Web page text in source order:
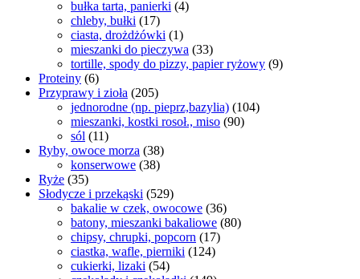
bułka tarta, panierki (4)
chleby, bułki (17)
ciasta, drożdżówki (1)
mieszanki do pieczywa (33)
tortille, spody do pizzy, papier ryżowy (9)
Proteiny (6)
Przyprawy i zioła (205)
jednorodne (np. pieprz,bazylia) (104)
mieszanki, kostki rosoł., miso (90)
sól (11)
Ryby, owoce morza (38)
konserwowe (38)
Ryże (35)
Słodycze i przekąski (529)
bakalie w czek, owocowe (36)
batony, mieszanki bakaliowe (80)
chipsy, chrupki, popcorn (17)
ciastka, wafle, pierniki (124)
cukierki, lizaki (54)